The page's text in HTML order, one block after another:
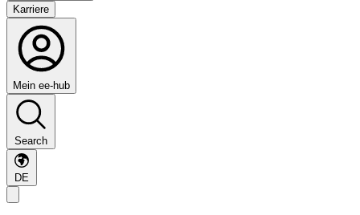
Karriere
Mein ee-hub
Search
DE